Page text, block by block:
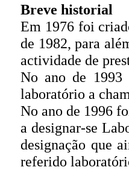
Breve historial
Em 1976 foi
de 1982, para
actividade de
No ano de 1993
laboratório a
No ano de 1996
a designar-se
designação que
referido